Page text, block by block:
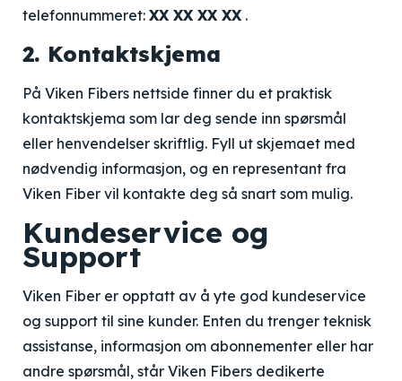
telefonnummeret: XX XX XX XX .
2. Kontaktskjema
På Viken Fibers nettside finner du et praktisk
kontaktskjema som lar deg sende inn spørsmål
eller henvendelser skriftlig. Fyll ut skjemaet med
nødvendig informasjon, og en representant fra
Viken Fiber vil kontakte deg så snart som mulig.
Kundeservice og
Support
Viken Fiber er opptatt av å yte god kundeservice
og support til sine kunder. Enten du trenger teknisk
assistanse, informasjon om abonnementer eller har
andre spørsmål, står Viken Fibers dedikerte